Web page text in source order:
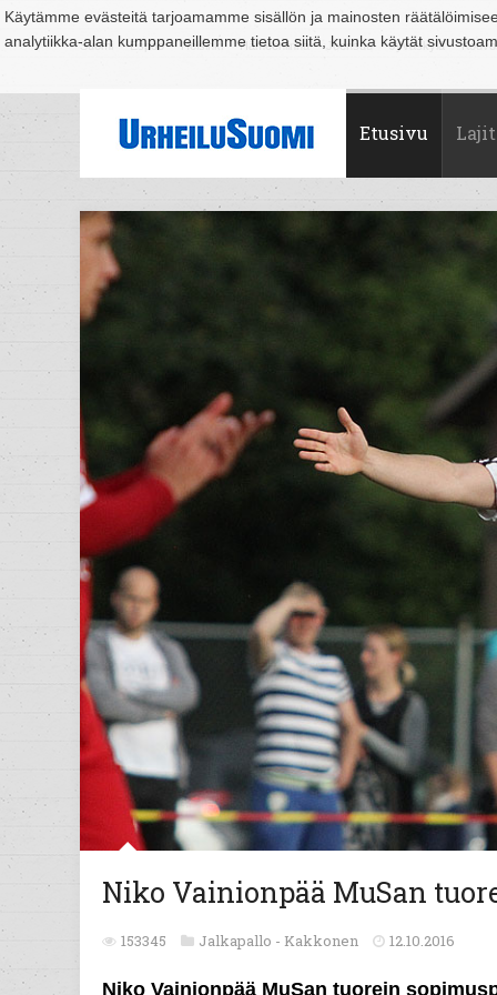
Käytämme evästeitä tarjoamamme sisällön ja mainosten
analytiikka-alan kumppaneillemme tietoa siitä, kuinka käytät
Suomi Espoo Helsinki Hämeenlinna Joensuu Jyväskylä
Etusivu Lajit
Niko Vainionpää MuSan
153345 Jalkapallo - Kakkonen 12.10.2016
Niko Vainionpää MuSan tuorein